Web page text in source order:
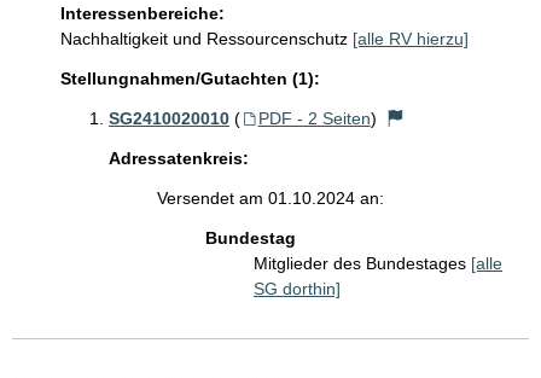
Interessenbereiche:
Nachhaltigkeit und Ressourcenschutz [alle RV hierzu]
Stellungnahmen/Gutachten (1):
SG2410020010 ( PDF - 2 Seiten)
Adressatenkreis:
Versendet am 01.10.2024 an:
Bundestag
Mitglieder des Bundestages [alle
SG dorthin]